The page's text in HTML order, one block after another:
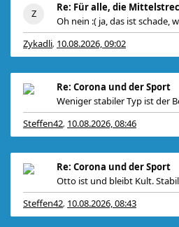
Re: Für alle, die
Oh nein :( ja, das ist schade,
Zykadli, 10.08.2026, 09:02
Re: Corona und der Sport
Weniger stabiler Typ ist der
Steffen42, 10.08.2026, 08:46
Re: Corona und der Sport
Otto ist und bleibt Kult.
Steffen42, 10.08.2026, 08:43